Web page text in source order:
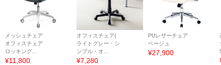
メッシュチェア
オフィスチェア
ロッキング...
¥11,800
オフィスチェア(
ライトグレー・シ
ンプル・オ...
¥7,280
PUレザーチェア
ベージュ
¥27,900